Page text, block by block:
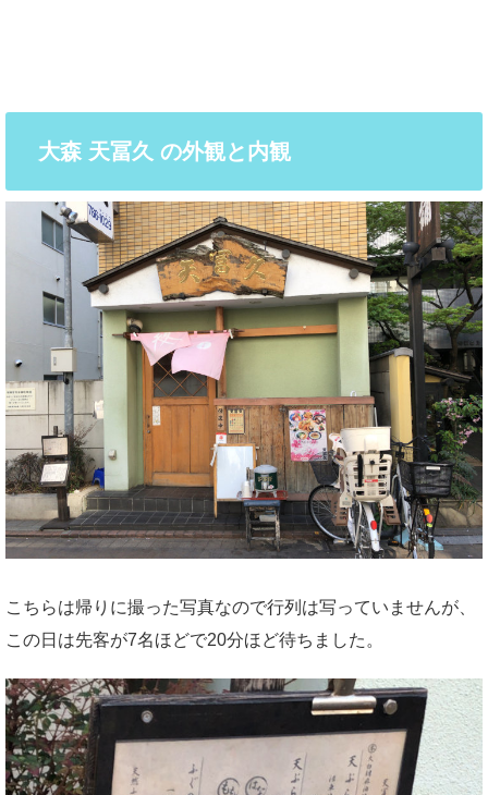
大森 天冨久 の外観と内観
こちらは帰りに撮った写真なので行列は写っていませんが、
この日は先客が7名ほどで20分ほど待ちました。